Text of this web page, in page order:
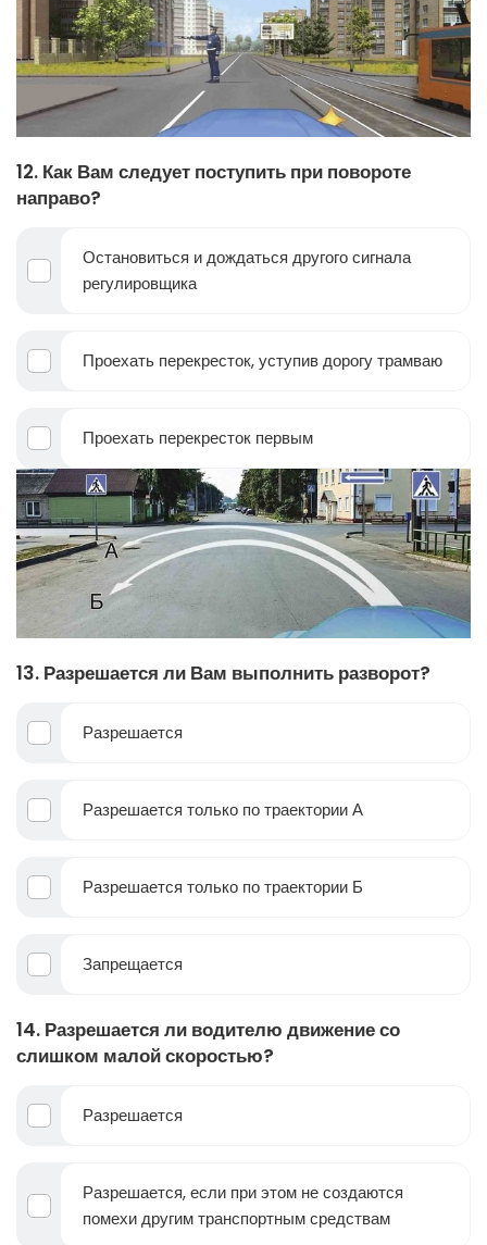
12. Как Вам следует поступить при повороте
направо?
Остановиться и дождаться другого сигнала
регулировщика
Проехать перекресток, уступив дорогу трамваю
Проехать перекресток первым
13. Разрешается ли Вам выполнить разворот?
Разрешается
Разрешается только по траектории А
Разрешается только по траектории Б
Запрещается
14. Разрешается ли водителю движение со
слишком малой скоростью?
Разрешается
Разрешается, если при этом не создаются
помехи другим транспортным средствам